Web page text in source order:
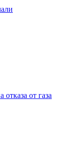
от газа